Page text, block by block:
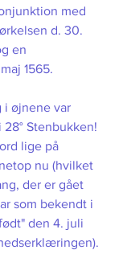
med
d. 30.
en
1565.
i øjnene var
Stenbukken!
lige på
nu (hvilket
der er gået
som bekendt i
den 4. juli